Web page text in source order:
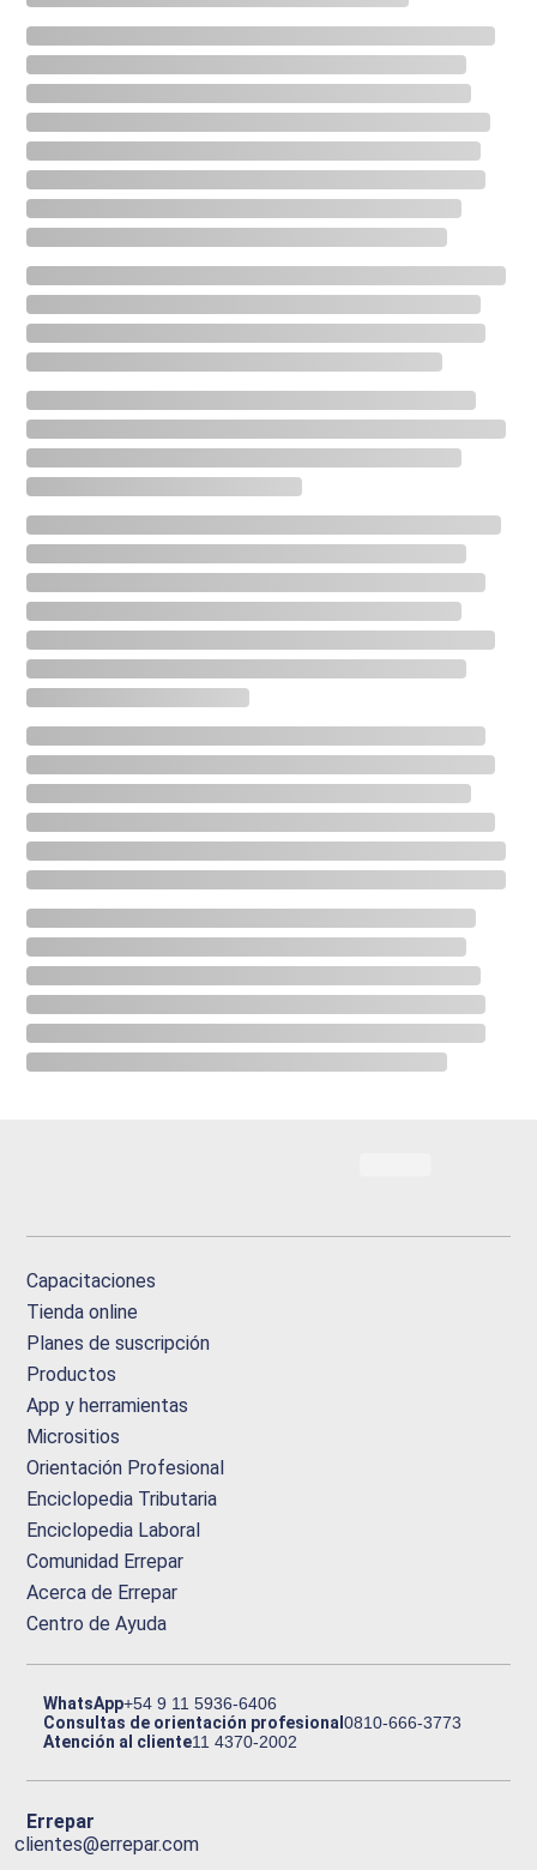
Capacitaciones
Tienda online
Planes de suscripción
Productos
App y herramientas
Micrositios
Orientación Profesional
Enciclopedia Tributaria
Enciclopedia Laboral
Comunidad Errepar
Acerca de Errepar
Centro de Ayuda
WhatsApp+54 9 11 5936-6406
Consultas de orientación profesional0810-666-3773
Atención al cliente11 4370-2002
Errepar
clientes@errepar.com